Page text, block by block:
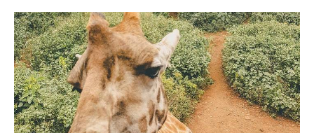
NOME*: